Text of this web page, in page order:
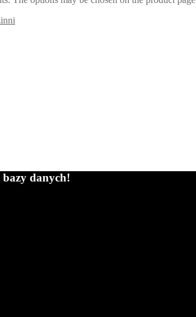
danych!